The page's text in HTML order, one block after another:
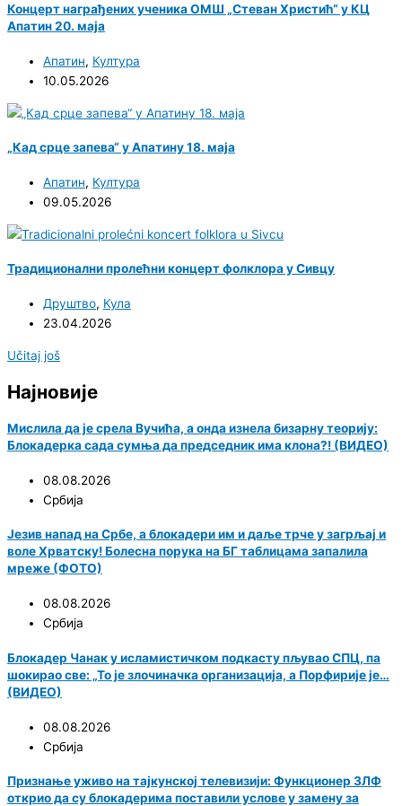
Концерт награђених ученика ОМШ „Стеван Христић“ у КЦ
Апатин 20. маја
Апатин, Култура
10.05.2026
„Кад срце запева“ у Апатину 18. маја
Апатин, Култура
09.05.2026
Традиционални пролећни концерт фолклора у Сивцу
Друштво, Кула
23.04.2026
Učitaj još
Најновије
Мислила да је срела Вучића, а онда изнела бизарну теорију:
Блокадерка сада сумња да председник има клона?! (ВИДЕО)
08.08.2026
Србија
Језив напад на Србе, а блокадери им и даље трче у загрљај и
воле Хрватску! Болесна порука на БГ таблицама запалила
мреже (ФОТО)
08.08.2026
Србија
Блокадер Чанак у исламистичком подкасту пљувао СПЦ, па
шокирао све: „То је злочиначка организација, а Порфирије је…
(ВИДЕО)
08.08.2026
Србија
Признање уживо на тајкунској телевизији: Функционер ЗЛФ
открио да су блокадерима поставили услове у замену за